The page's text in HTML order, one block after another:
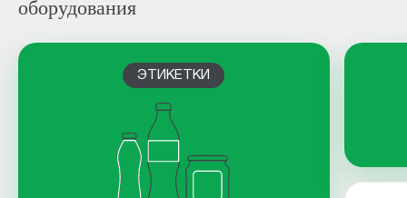
оборудования
ЭТИКЕТКИ